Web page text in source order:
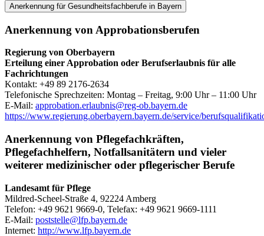
Anerkennung für Gesundheitsfachberufe in Bayern
Anerkennung von Approbationsberufen
Regierung von Oberbayern
Erteilung einer Approbation oder Berufserlaubnis für alle
Fachrichtungen
Kontakt: +49 89 2176-2634
Telefonische Sprechzeiten: Montag – Freitag, 9:00 Uhr – 11:00 Uhr
E-Mail: approbation.erlaubnis@reg-ob.bayern.de
https://www.regierung.oberbayern.bayern.de/service/
Anerkennung von Pflegefachkräften,
Pflegefachhelfern, Notfallsanitätern und vieler
weiterer medizinischer oder pflegerischer Berufe
Landesamt für Pflege
Mildred-Scheel-Straße 4, 92224 Amberg
Telefon: +49 9621 9669-0, Telefax: +49 9621 9669-1111
E-Mail: poststelle@lfp.bayern.de
Internet: http://www.lfp.bayern.de